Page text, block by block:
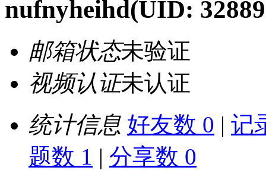
nufnyheihd(UID:
邮箱状态未验证
视频认证未认证
统计信息 好友数 0 | 记
题数 1 | 分享数 0